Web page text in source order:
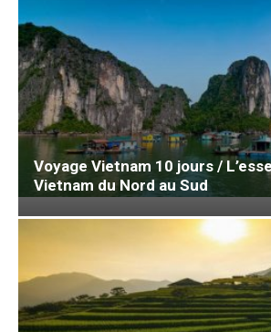
Voyage Vietnam 10 jours /
Vietnam du Nord au Sud